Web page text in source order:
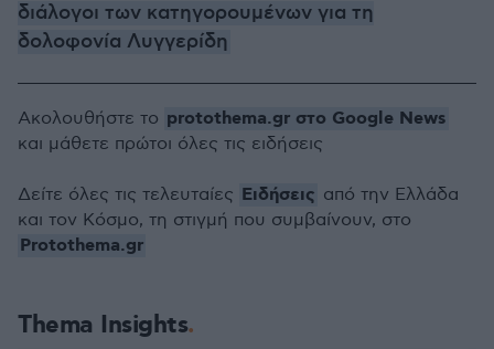
διάλογοι των κατηγορουμένων για τη
δολοφονία Λυγγερίδη
Thema Insights
Ακολουθήστε το protothema.gr στο Google News
και μάθετε πρώτοι όλες τις ειδήσεις
Δείτε όλες τις τελευταίες Ειδήσεις από την Ελλάδα
και τον Κόσμο, τη στιγμή που συμβαίνουν, στο
Protothema.gr